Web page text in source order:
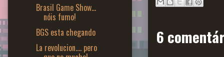
6
Brasil Game Show...
nóis fumo!
BGS esta chegando
La revolucion.... pero